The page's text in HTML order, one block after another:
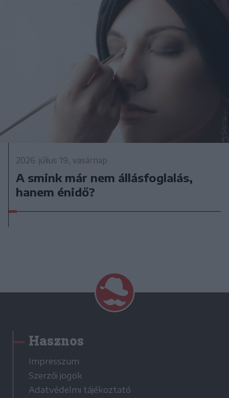
2026. július 19., vasárnap
A smink már nem állásfoglalás,
hanem énidő?
Hasznos
Impresszum
Szerzői jogok
Adatvédelmi tájékoztató